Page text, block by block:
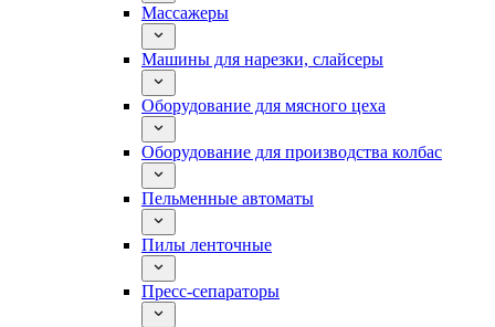
Массажеры
Машины для нарезки, слайсеры
Оборудование для мясного цеха
Оборудование для производства колбас
Пельменные автоматы
Пилы ленточные
Пресс-сепараторы